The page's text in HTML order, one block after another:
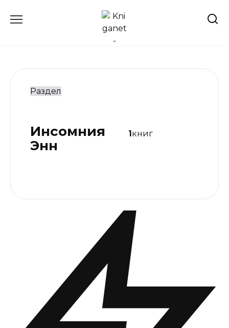
Раздел
Инсомния
Энн
1книг